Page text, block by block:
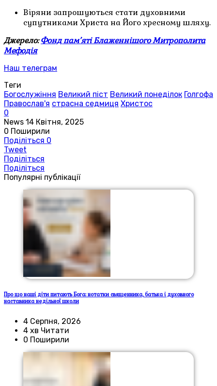
Віряни запрошуються стати духовними
супутниками Христа на Його хресному шляху.
Джерело:Фонд пам’яті Блаженнішого Митрополита
Мефодія
Наш телеграм
Теги
Богослужіння Великий піст Великий понеділок Голгофа
Православ'я страсна седмиця Христос
0
News 14 Квітня, 2025
0 Поширили
Поділіться 0
Tweet
Поділіться
Поділіться
Популярні публікації
Про що наші діти питають Бога: нотатки священника, батька і духовного
наставника недільної школи
4 Серпня, 2026
4 хв Читати
0 Поширили